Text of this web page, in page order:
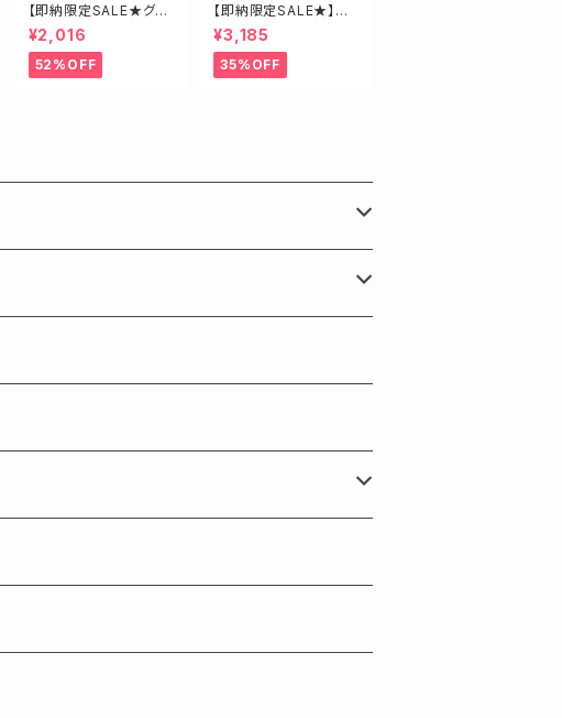
【即納限定SALE★グリ
ーン23.5】ビジューミュ
ール
¥2,016
52%OFF
【即納限定SALE★】超
ストレッチ！ハイウエスト
スキニーデニム 細身
さんにオススメ♡
¥3,185
35%OFF